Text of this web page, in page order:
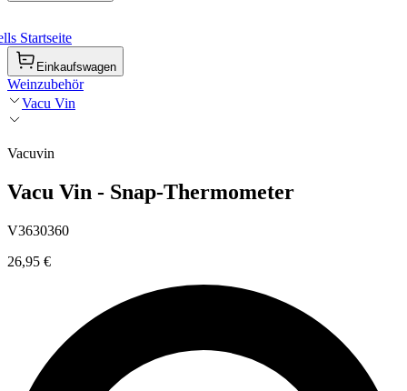
Startseite
Einkaufswagen
Weinzubehör
Vacu Vin
Vacuvin
Vacu Vin - Snap-Thermometer
V3630360
26,95 €